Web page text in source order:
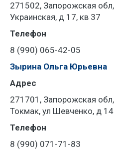
271502, Запорожская обл,
Украинская, д 17, кв 37
Телефон
8 (990) 065-42-05
Зырина Ольга Юрьевна
Адрес
271701, Запорожская
Токмак, ул Шевченко, д 14
Телефон
8 (990) 071-71-83